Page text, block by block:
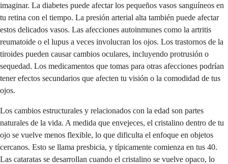
imaginar. La diabetes puede afectar los pequeños vasos sanguíneos en
tu retina con el tiempo. La presión arterial alta también puede afectar
estos delicados vasos. Las afecciones autoinmunes como la artritis
reumatoide o el lupus a veces involucran los ojos. Los trastornos de la
tiroides pueden causar cambios oculares, incluyendo protrusión o
sequedad. Los medicamentos que tomas para otras afecciones podrían
tener efectos secundarios que afecten tu visión o la comodidad de tus
ojos.
Los cambios estructurales y relacionados con la edad son partes
naturales de la vida. A medida que envejeces, el cristalino dentro de tu
ojo se vuelve menos flexible, lo que dificulta el enfoque en objetos
cercanos. Esto se llama presbicia, y típicamente comienza en tus 40.
Las cataratas se desarrollan cuando el cristalino se vuelve opaco, lo